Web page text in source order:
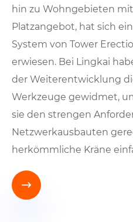
hin zu Wohngebieten
Platzangebot, hat sich
System von Tower
erwiesen. Bei Lingkai
der Weiterentwicklung
Werkzeuge gewidmet,
sie den strengen
Netzwerkausbauten
herkömmliche Kräne
